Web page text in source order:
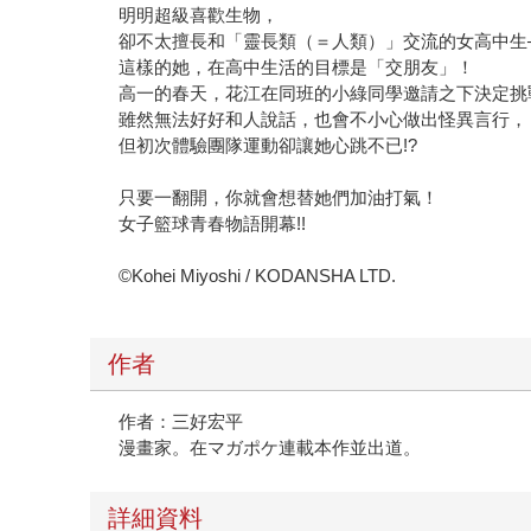
明明超級喜歡生物，
卻不太擅長和「靈長類（＝人類）」交流的女高中生
這樣的她，在高中生活的目標是「交朋友」！
高一的春天，花江在同班的小綠同學邀請之下決定挑
雖然無法好好和人說話，也會不小心做出怪異言行，
但初次體驗團隊運動卻讓她心跳不已!?
只要一翻開，你就會想替她們加油打氣！
女子籃球青春物語開幕!!
©Kohei Miyoshi / KODANSHA LTD.
作者
作者：三好宏平
漫畫家。在マガポケ連載本作並出道。
詳細資料